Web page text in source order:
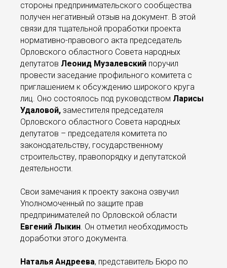
стороны предпринимательского сообщества
получен негативный отзыв на документ. В этой
связи для тщательной проработки проекта
нормативно-правового акта председатель
Орловского областного Совета народных
депутатов Леонид Музалевский поручил
провести заседание профильного комитета с
приглашением к обсуждению широкого круга
лиц. Оно состоялось под руководством Ларисы
Удаловой, заместителя председателя
Орловского областного Совета народных
депутатов – председателя комитета по
законодательству, государственному
строительству, правопорядку и депутатской
деятельности.
Свои замечания к проекту закона озвучил
Уполномоченный по защите прав
предпринимателей по Орловской области
Евгений Лыкин. Он отметил необходимость
доработки этого документа.
Наталья Андреева, представитель Бюро по